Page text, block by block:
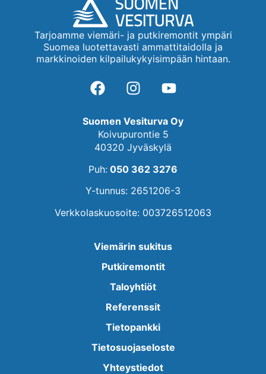
Tarjoamme viemäri- ja putkiremontit ympäri
Suomea luotettavasti ammattitaidolla ja
markkinoiden kilpailukykyisimpään hintaan.
Suomen Vesiturva Oy
Koivupurontie 5
40320 Jyväskylä
Puh: 050 362 3276
Y-tunnus: 2651206-3
Verkkolaskuosoite: 003726512063
Viemärin sukitus
Putkiremontit
Taloyhtiöt
Referenssit
Tietopankki
Tietosuojaseloste
Yhteystiedot